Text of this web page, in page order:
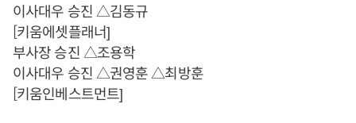
이사대우 승진 △김동규
[키움에셋플래너]
부사장 승진 △조용학
이사대우 승진 △권영훈 △최방훈
[키움인베스트먼트]